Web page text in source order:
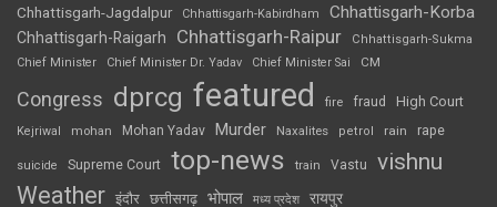
Chhattisgarh-Jagdalpur Chhattisgarh-Kabirdham Chhattisgarh-Korba
Chhattisgarh-Raigarh Chhattisgarh-Raipur
Chhattisgarh-Sukma
Chief Minister
Chief Minister Dr. Yadav Chief Minister Sai CM
Congress dprcg featured fire fraud High Court
Kejriwal mohan Mohan Yadav Murder Naxalites petrol rain rape
suicide Supreme Court top-news train Vastu vishnu
Weather इंदौर छत्तीसगढ़ भोपाल मध्य प्रदेश रायपुर